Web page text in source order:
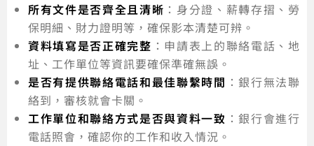
所有文件是否齊全且清晰 ：身分證、薪轉存摺、勞
保明細、財力證明等，確保影本清楚可辨。
資料填寫是否正確完整 ：申請表上的聯絡電話、地
址、工作單位等資訊要確保準確無誤。
是否有提供聯絡電話和最佳聯繫時間 ：銀行無法聯
絡到，審核就會卡關。
工作單位和聯絡方式是否與資料一致 ：銀行會進行
電話照會，確認你的工作和收入情況。